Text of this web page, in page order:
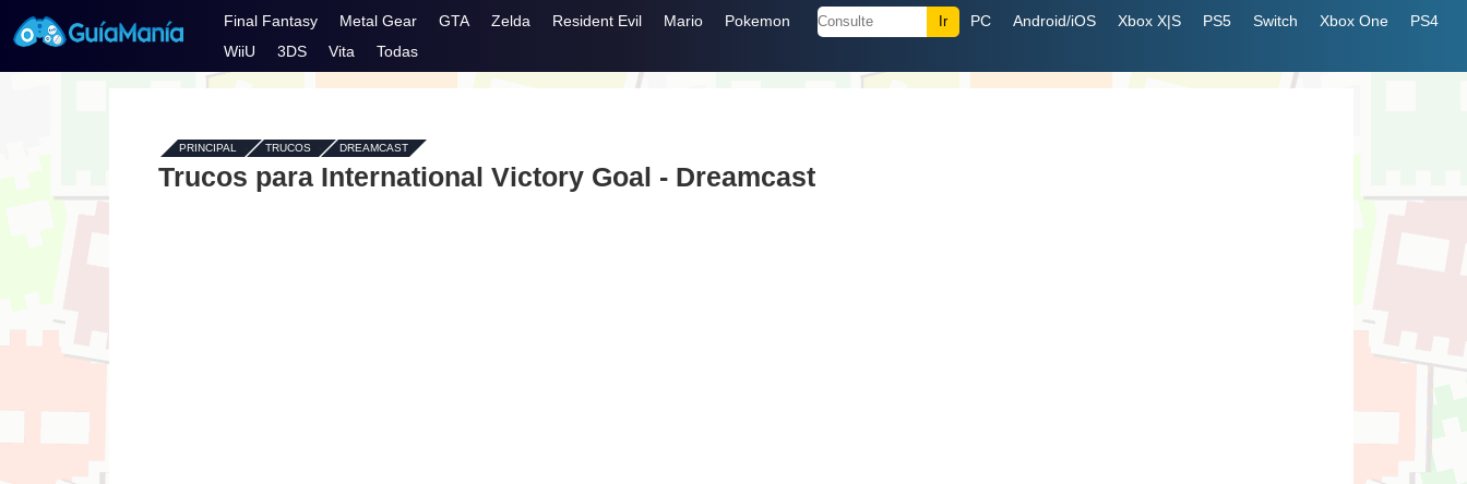
Final Fantasy Metal Gear GTA Zelda Resident Evil Mario Pokemon PC Android/iOS Xbox X|S PS5 Switch Xbox One
PS4
WiiU
3DS Vita Todas
PRINCIPAL - TRUCOS- DREAMCAST
Trucos para International Victory Goal - Dreamcast